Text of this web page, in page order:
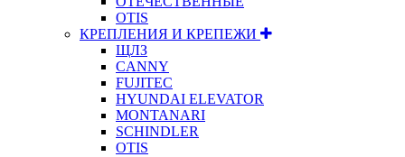
OTIS
КРЕПЛЕНИЯ И КРЕПЕЖИ
ЩЛЗ
CANNY
FUJITEC
HYUNDAI ELEVATOR
MONTANARI
SCHINDLER
OTIS